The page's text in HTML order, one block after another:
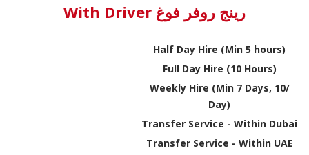
رينج روفر فوغ With Driver
Half Day Hire (Min 5 hours)
Full Day Hire (10 Hours)
Weekly Hire (Min 7 Days, 10/
Day)
Transfer Service - Within Dubai
Transfer Service - Within UAE